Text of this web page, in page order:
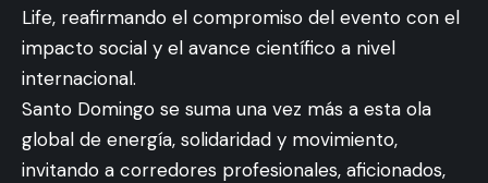
Life, reafirmando el compromiso del evento con el
impacto social y el avance científico a nivel
internacional.
Santo Domingo se suma una vez más a esta ola
global de energía, solidaridad y movimiento,
invitando a corredores profesionales, aficionados,